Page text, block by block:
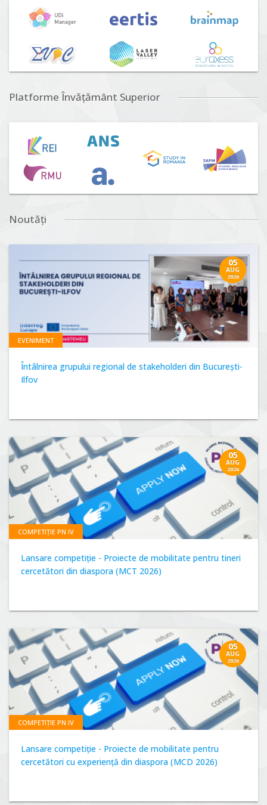
n°5 (DUT-2026)
Lansare:01 Septembrie 2026
Platforme Învățământ Superior
Noutăți
05
AUG
2026
EVENIMENT
Întâlnirea grupului regional de stakeholderi din București-
Ilfov
05
AUG
2026
COMPETIȚIE PN IV
Lansare competiție - Proiecte de mobilitate pentru tineri
cercetători din diaspora (MCT 2026)
05
AUG
2026
COMPETIȚIE PN IV
Lansare competiție - Proiecte de mobilitate pentru
cercetători cu experiență din diaspora (MCD 2026)